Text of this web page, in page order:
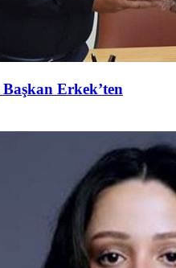
Erkek’ten